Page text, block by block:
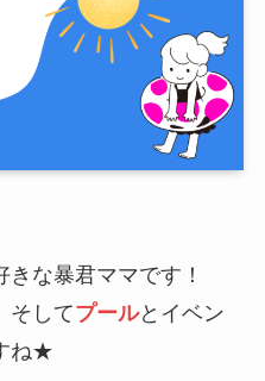
な暴君ママです！
そしてプールとイベン
ね★